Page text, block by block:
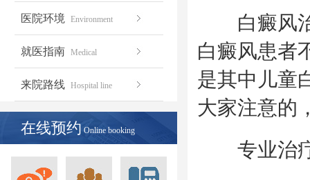
医院环境 Environment
就医指南 Medical
来院路线 Hospital line
在线预约 Online booking
白癜风治
白癜风患者
是其中儿童
大家注意的
专业治